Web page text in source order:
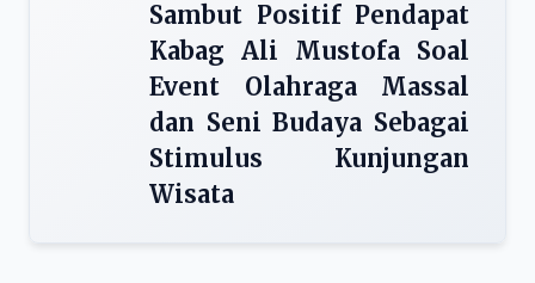
Sambut Positif Pendapat
Kabag Ali Mustofa Soal
Event Olahraga Massal
dan Seni Budaya Sebagai
Stimulus Kunjungan
Wisata